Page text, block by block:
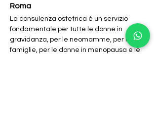
Roma
La consulenza ostetrica è un servizio
fondamentale per tutte le donne in
gravidanza, per le neomamme, per le
famiglie, per le donne in menopausa e le